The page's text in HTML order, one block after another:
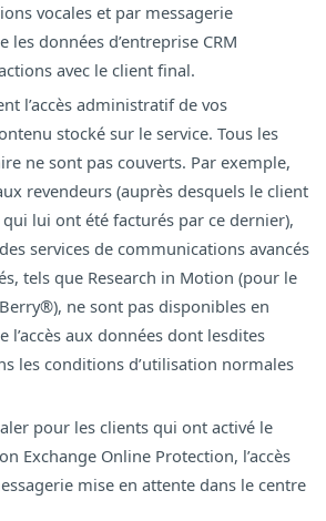
vocales et par messagerie
les données d’entreprise CRM
avec le client final.
l’accès administratif de vos
stocké sur le service. Tous les
ne sont pas couverts. Par exemple,
revendeurs (auprès desquels le client
qui lui ont été facturés par ce dernier),
services de communications avancés
tels que Research in Motion (pour le
ne sont pas disponibles en
l’accès aux données dont lesdites
les conditions d’utilisation normales
pour les clients qui ont activé le
Exchange Online Protection, l’accès
mise en attente dans le centre